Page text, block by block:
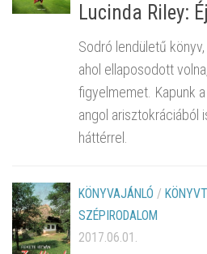
Lucinda Riley:
Sodró lendületű
ahol ellaposodott
figyelmemet. Kapunk
angol arisztokráciából
háttérrel.
KÖNYVAJÁNLÓ /
SZÉPIRODALOM
2017.06.01.